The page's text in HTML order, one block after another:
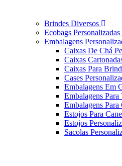
Brindes Diversos
Ecobags Personalizadas
Embalagens
Caixas De Chá
Caixas
Caixas Para
Cases
Embalagens Em
Embalagens Para
Embalagens Para
Estojos Para
Estojos
Sacolas